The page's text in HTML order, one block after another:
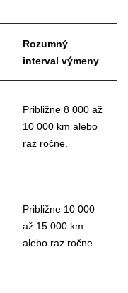
Rozumný
interval výmeny
Približne 8 000 až
10 000 km alebo
raz ročne.
Približne 10 000
až 15 000 km
alebo raz ročne.